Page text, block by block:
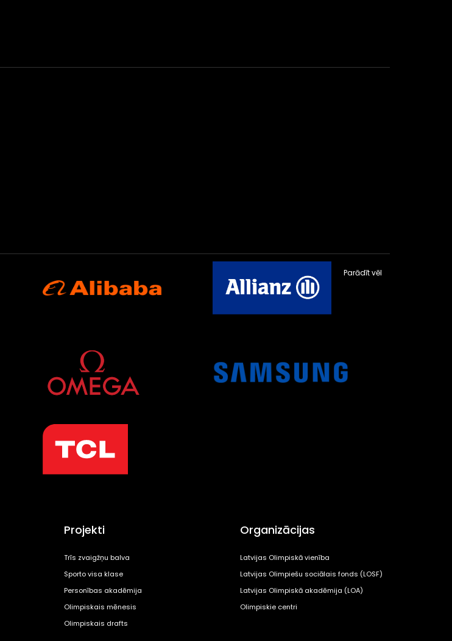
Parādīt vēl
Projekti
Trīs zvaigžņu balva
Sporto visa klase
Personības akadēmija
Olimpiskais mēnesis
Olimpiskais drafts
Organizācijas
Latvijas Olimpiskā vienība
Latvijas Olimpiešu sociālais fonds (LOSF)
Latvijas Olimpiskā akadēmija (LOA)
Olimpiskie centri